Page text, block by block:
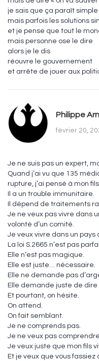
je sais que ça paraît simple
mais parfois les solutions
et je pense que tout le
mais personne ose le dire
alors je le dis
réouvre le gouvernement
et arrête de jouer aux
Philippe
février 20,
Je ne suis pas un expert,
Quand j’ai vu que 135
rupture, j’ai pensé à mon
Il a un trouble immunitaire.
Il dépend de traitements
Je ne veux pas vivre dans
volonté d’un comité.
Je veux vivre dans un pays
La loi S.2665 n’est pas
Elle n’est pas magique.
Elle est juste… nécessaire.
Elle ne demande pas
Elle demande juste de dire
Et pourtant, on hésite.
On attend.
On fait semblant.
Je ne comprends pas.
Je ne veux pas
Je veux juste que mon fils
Et je veux que vous fassiez